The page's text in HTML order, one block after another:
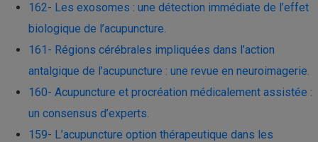
162- Les exosomes : une détection immédiate de l’effet
biologique de l’acupuncture.
161- Régions cérébrales impliquées dans l’action
antalgique de l’acupuncture : une revue en neuroimagerie.
160- Acupuncture et procréation médicalement assistée :
un consensus d’experts.
159- L’acupuncture option thérapeutique dans les